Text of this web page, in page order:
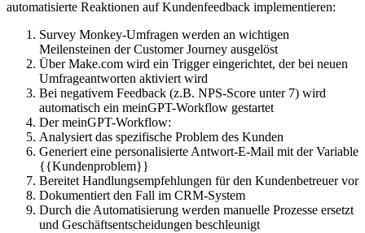
automatisierte Reaktionen auf Kundenfeedback implementieren:
Survey Monkey-Umfragen werden an wichtigen
Meilensteinen der Customer Journey ausgelöst
Über Make.com wird ein Trigger eingerichtet, der bei neuen
Umfrageantworten aktiviert wird
Bei negativem Feedback (z.B. NPS-Score unter 7) wird
automatisch ein meinGPT-Workflow gestartet
Der meinGPT-Workflow:
Analysiert das spezifische Problem des Kunden
Generiert eine personalisierte Antwort-E-Mail mit der Variable
{{Kundenproblem}}
Bereitet Handlungsempfehlungen für den Kundenbetreuer vor
Dokumentiert den Fall im CRM-System
Durch die Automatisierung werden manuelle Prozesse ersetzt
und Geschäftsentscheidungen beschleunigt